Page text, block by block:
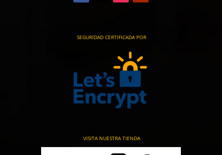
SEGURIDAD CERTIFICADA POR
VISITA NUESTRA TIENDA